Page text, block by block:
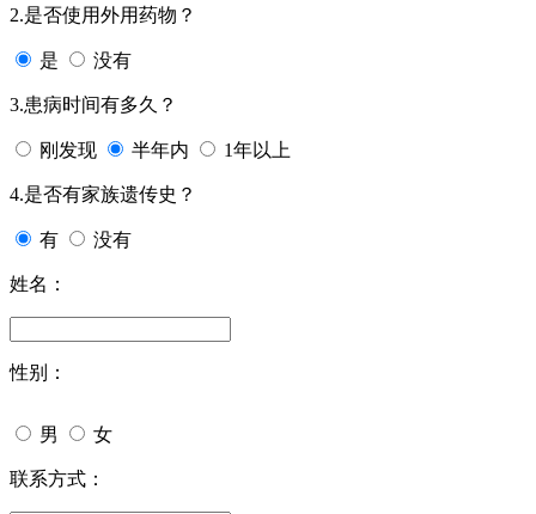
2.是否使用外用药物？
是 没有
3.患病时间有多久？
刚发现 半年内 1年以上
4.是否有家族遗传史？
有 没有
姓名：
性别：
男 女
联系方式：